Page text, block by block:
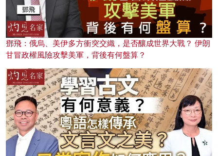
鄧飛：俄烏、美伊多方衝突交織，是否釀成世界大戰？ 伊朗
甘冒政權風險攻擊美軍，背後有何盤算？